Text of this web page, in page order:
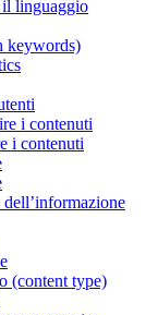
il linguaggio
keywords)
i contenuti
i contenuti
(content type)